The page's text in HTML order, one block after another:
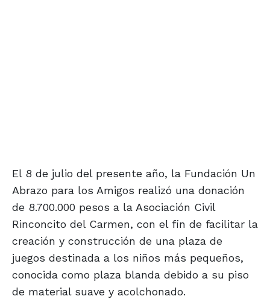
El 8 de julio del presente año, la Fundación Un
Abrazo para los Amigos realizó una donación
de 8.700.000 pesos a la Asociación Civil
Rinconcito del Carmen, con el fin de facilitar la
creación y construcción de una plaza de
juegos destinada a los niños más pequeños,
conocida como plaza blanda debido a su piso
de material suave y acolchonado.